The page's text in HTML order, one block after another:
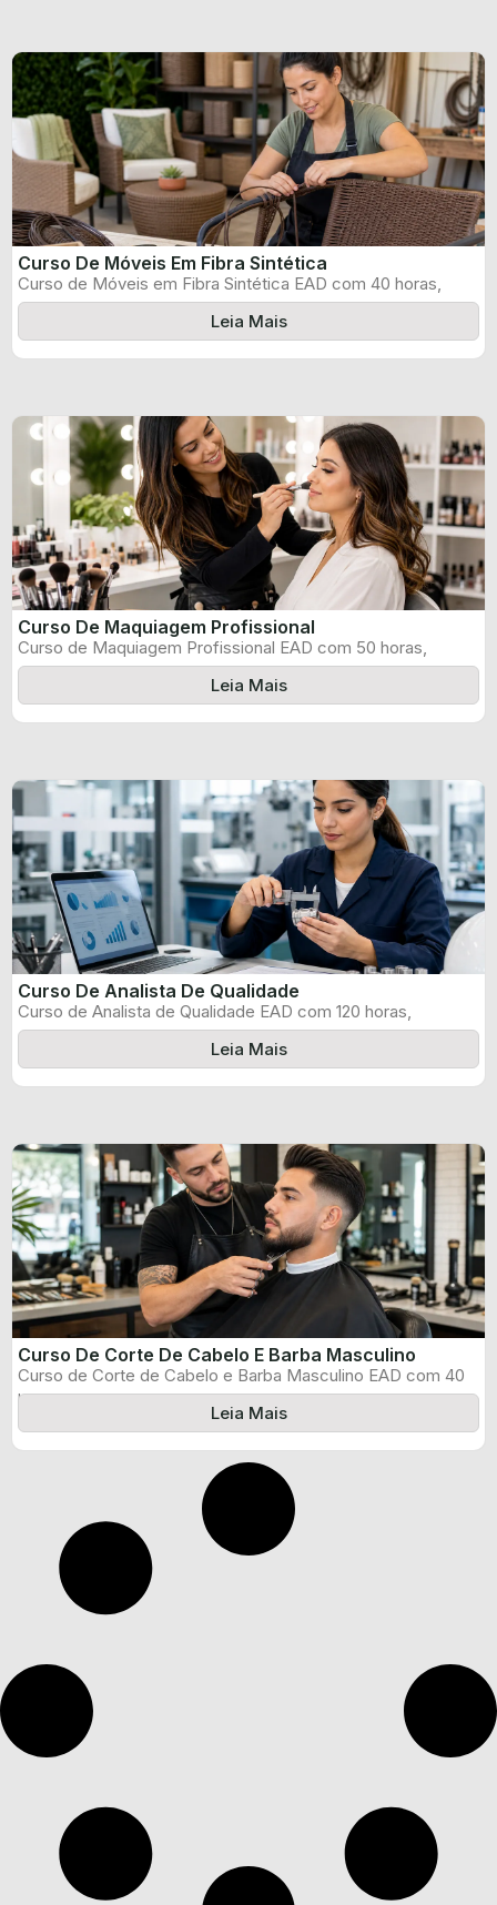
Curso De Móveis Em Fibra Sintética
Curso de Móveis em Fibra Sintética EAD com 40 horas,
certificado informado pelo ...
Leia Mais
Curso De Maquiagem Profissional
Curso de Maquiagem Profissional EAD com 50 horas,
certificado informado pelo produtor e ...
Leia Mais
Curso De Analista De Qualidade
Curso de Analista de Qualidade EAD com 120 horas,
certificado informado pelo produtor ...
Leia Mais
Curso De Corte De Cabelo E Barba Masculino
Curso de Corte de Cabelo e Barba Masculino EAD com 40
horas, certificado ...
Leia Mais